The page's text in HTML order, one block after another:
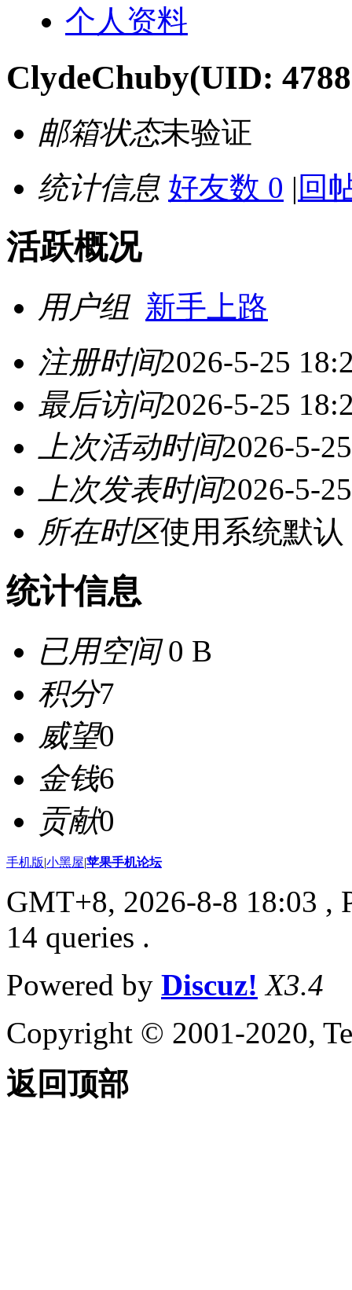
个人资料
ClydeChuby(UID:
邮箱状态未验证
统计信息 好友数 0 | 回
活跃概况
用户组 新手上路
注册时间2026-5-25
最后访问2026-5-25
上次活动时间2026-5-
上次发表时间2026-5-
所在时区使用系统默认
统计信息
已用空间0 B
积分7
威望0
金钱6
贡献0
手机版|小黑屋|苹果手机论坛
GMT+8, 2026-8-8 18:03 ,
14 queries .
Powered by Discuz! X3.4
Copyright © 2001-2020,
返回顶部